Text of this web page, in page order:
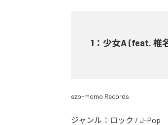
1 ： 少女A (feat. 椎
ezo-momo Records
ジャンル： ロック / J-Pop